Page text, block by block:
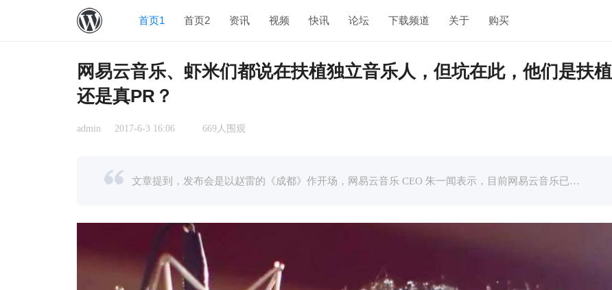
首页1 首页2 资讯 视频 快讯 论坛 下载频道 关于 购买
网易云音乐、虾米们都说在扶植独立音乐人，但坑在此，他们是扶植
还是真PR？
admin 2017-6-3 16:06 669人围观
文章提到，发布会是以赵雷的《成都》作开场，网易云音乐 CEO 朱一闻表示，目前网易云音乐已成为中国最大的独立音乐人平台，有累计 4 万独立音乐人入驻。 事实上，包括网易云音乐在内，国内不少音乐流媒体平台都有独 ...